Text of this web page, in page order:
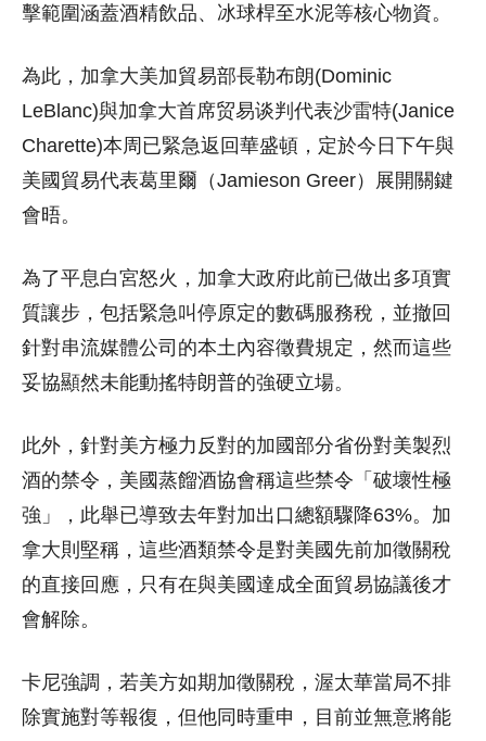
擊範圍涵蓋酒精飲品、冰球桿至水泥等核心物資。
為此，加拿大美加貿易部長勒布朗(Dominic
LeBlanc)與加拿大首席贸易谈判代表沙雷特(Janice
Charette)本周已緊急返回華盛頓，定於今日下午與
美國貿易代表葛里爾（Jamieson Greer）展開關鍵
會晤。
為了平息白宮怒火，加拿大政府此前已做出多項實
質讓步，包括緊急叫停原定的數碼服務稅，並撤回
針對串流媒體公司的本土內容徵費規定，然而這些
妥協顯然未能動搖特朗普的強硬立場。
此外，針對美方極力反對的加國部分省份對美製烈
酒的禁令，美國蒸餾酒協會稱這些禁令「破壞性極
強」，此舉已導致去年對加出口總額驟降63%。加
拿大則堅稱，這些酒類禁令是對美國先前加徵關稅
的直接回應，只有在與美國達成全面貿易協議後才
會解除。
卡尼強調，若美方如期加徵關稅，渥太華當局不排
除實施對等報復，但他同時重申，目前並無意將能